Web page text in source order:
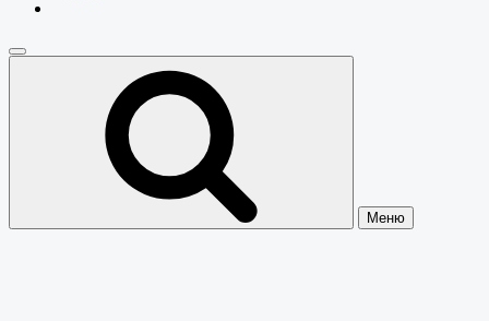
Меню